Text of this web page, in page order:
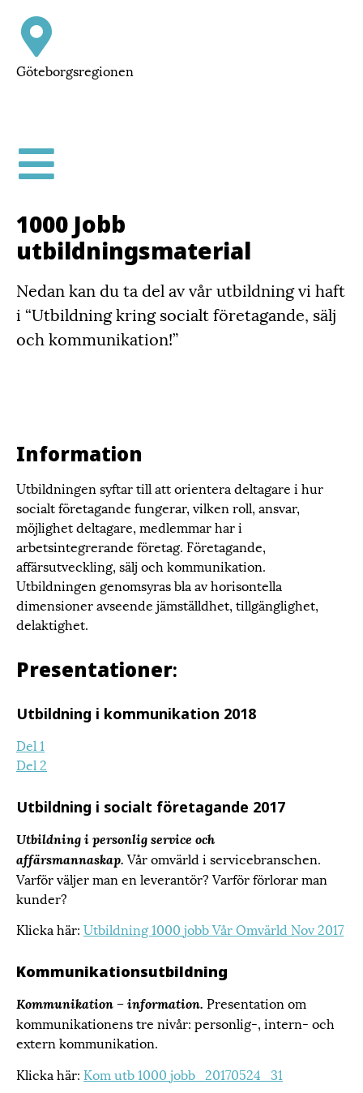
Göteborgsregionen
1000 Jobb
utbildningsmaterial
Nedan kan du ta del av vår utbildning vi haft
i “Utbildning kring socialt företagande, sälj
och kommunikation!”
Information
Utbildningen syftar till att orientera deltagare i hur
socialt företagande fungerar, vilken roll, ansvar,
möjlighet deltagare, medlemmar har i
arbetsintegrerande företag. Företagande,
affärsutveckling, sälj och kommunikation.
Utbildningen genomsyras bla av horisontella
dimensioner avseende jämställdhet, tillgänglighet,
delaktighet.
Presentationer:
Utbildning i kommunikation 2018
Del 1
Del 2
Utbildning i socialt företagande 2017
Utbildning i personlig service och
affärsmannaskap. Vår omvärld i servicebranschen.
Varför väljer man en leverantör? Varför förlorar man
kunder?
Klicka här: Utbildning 1000 jobb Vår Omvärld Nov 2017
Kommunikationsutbildning
Kommunikation – information. Presentation om
kommunikationens tre nivår: personlig-, intern- och
extern kommunikation.
Klicka här: Kom utb 1000 jobb_20170524_31